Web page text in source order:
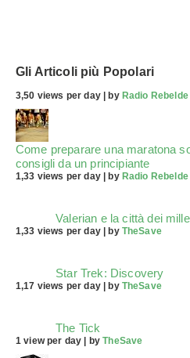
Gli Articoli più Popolari
3,50 views per day| by Radio Rebelde
Come preparare una maratona
consigli da un principiante
1,33 views per day| by Radio Rebelde
Valerian e la città dei
1,33 views per day| by TheSave
Star Trek: Discovery
1,17 views per day| by TheSave
The Tick
1 view per day byTheSave